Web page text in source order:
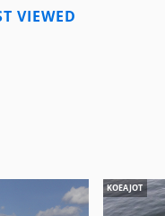
VIEWED
KOEAJOT